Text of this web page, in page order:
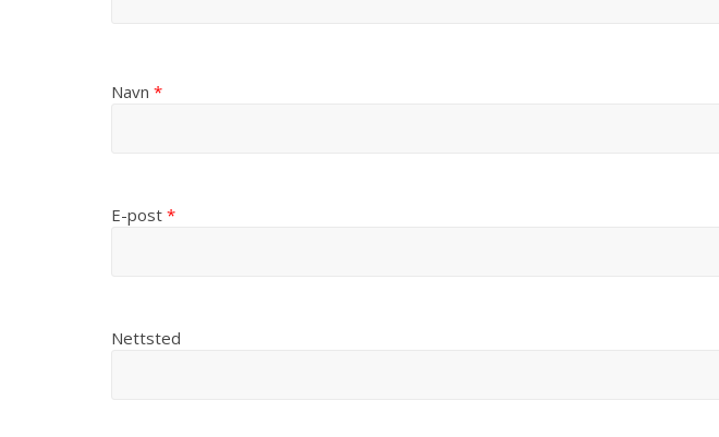
Navn *
E-post *
Nettsted